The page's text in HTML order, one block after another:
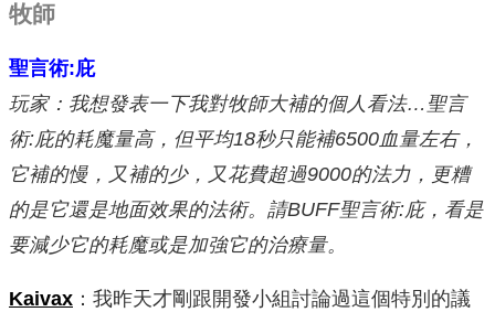
牧師
聖言術:庇
玩家：我想發表一下我對牧師大補的個人看法…聖言
術:庇的耗魔量高，但平均18秒只能補6500血量左右，
它補的慢，又補的少，又花費超過9000的法力，更糟
的是它還是地面效果的法術。請BUFF聖言術:庇，看是
要減少它的耗魔或是加強它的治療量。
Kaivax ：我昨天才剛跟開發小組討論過這個特別的議